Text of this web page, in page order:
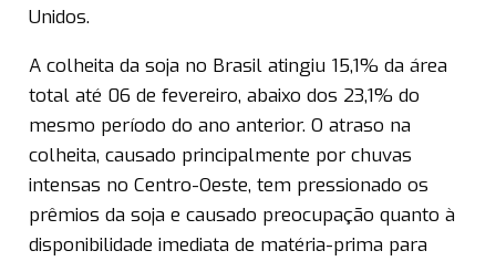
Unidos.
A colheita da soja no Brasil atingiu 15,1% da área
total até 06 de fevereiro, abaixo dos 23,1% do
mesmo período do ano anterior. O atraso na
colheita, causado principalmente por chuvas
intensas no Centro-Oeste, tem pressionado os
prêmios da soja e causado preocupação quanto à
disponibilidade imediata de matéria-prima para